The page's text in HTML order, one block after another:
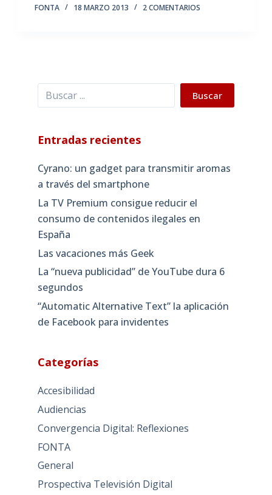
FONTA 18 MARZO 2013 2 COMENTARIOS
Buscar Buscar
Entradas recientes
Cyrano: un gadget para transmitir aromas
a través del smartphone
La TV Premium consigue reducir el
consumo de contenidos ilegales en
España
Las vacaciones más Geek
La “nueva publicidad” de YouTube dura 6
segundos
“Automatic Alternative Text” la aplicación
de Facebook para invidentes
Categorías
Accesibilidad
Audiencias
Convergencia Digital: Reflexiones
FONTA
General
Prospectiva Televisión Digital